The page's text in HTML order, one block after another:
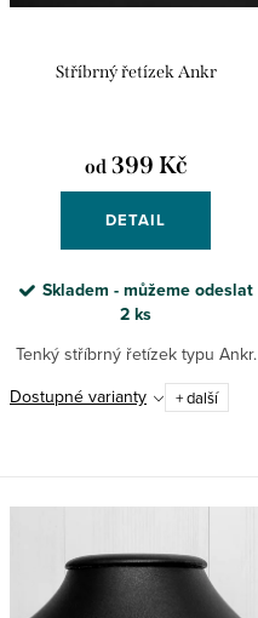
Stříbrný řetízek Ankr
od399 Kč
DETAIL
Skladem - můžeme odeslat
2 ks
Tenký stříbrný řetízek typu Ankr.
Dostupné varianty
+ další